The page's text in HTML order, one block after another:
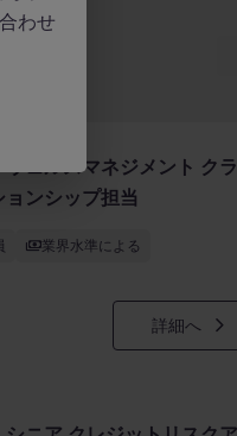
ェルスマネジメント ク
ンシップ担当
業界水準による
詳細へ
わせ